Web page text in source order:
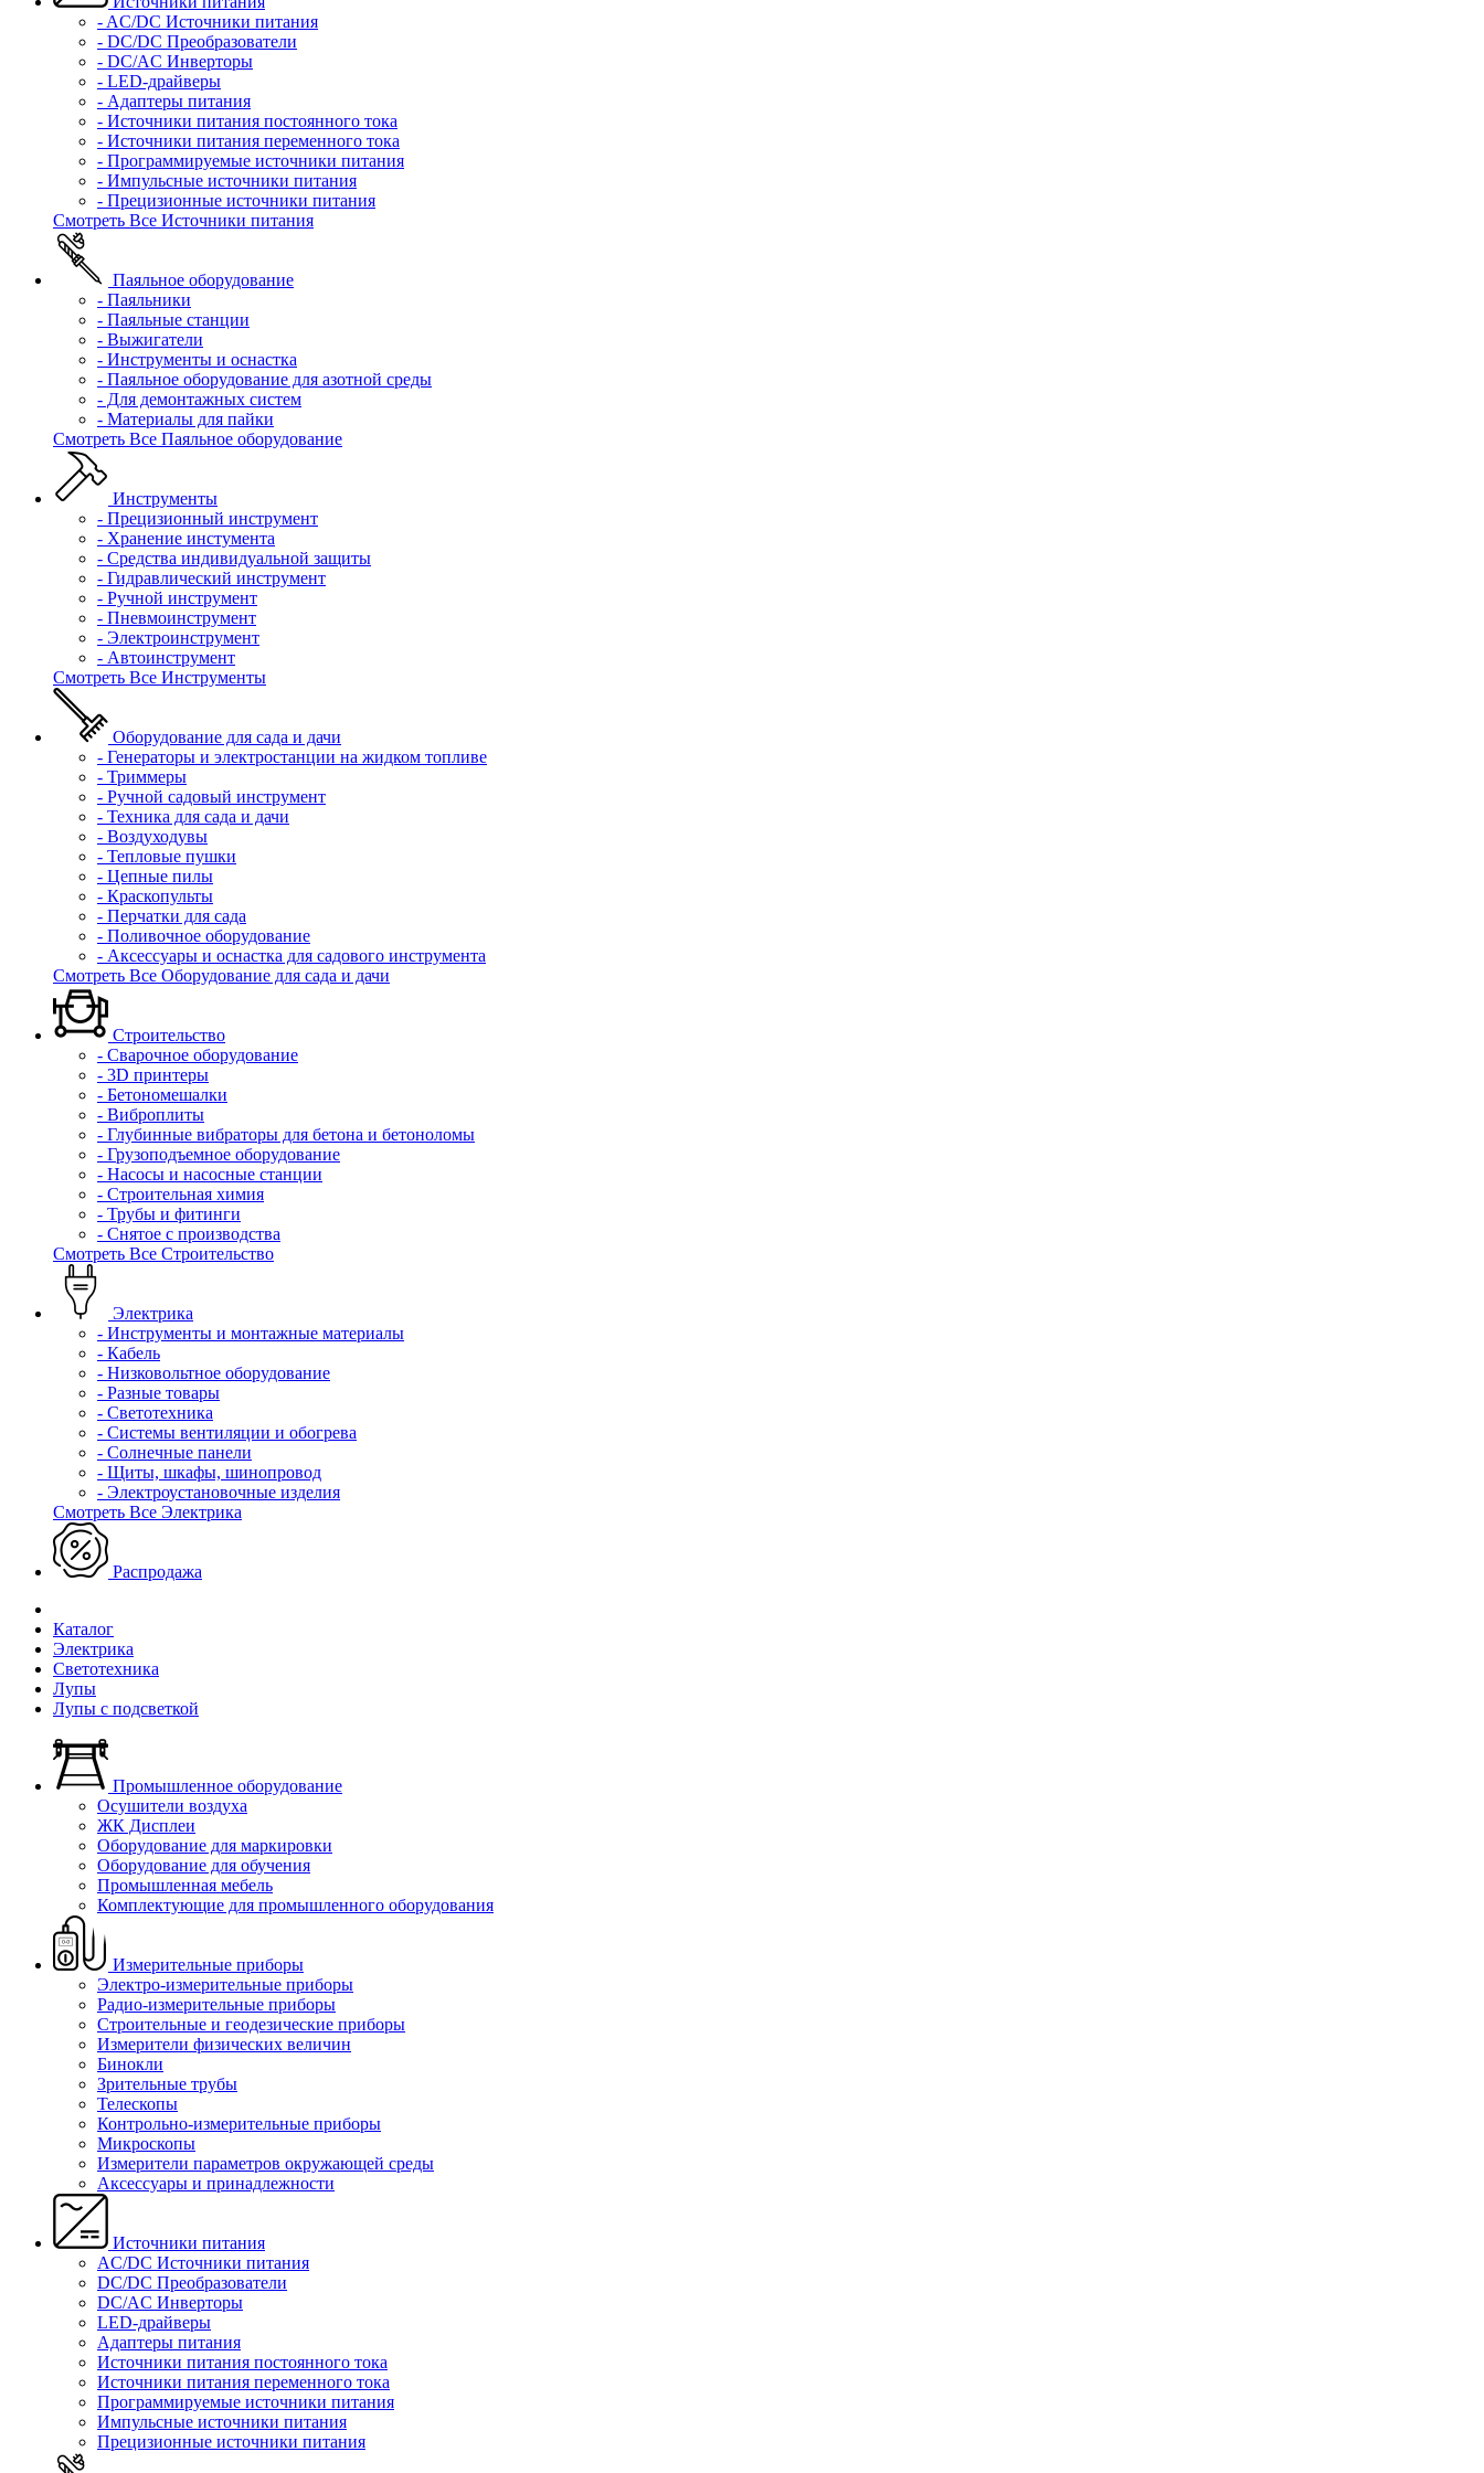
- AC/DC Источники питания
- DC/DC Преобразователи
- DC/AC Инверторы
- LED-драйверы
- Адаптеры питания
- Источники питания постоянного тока
- Источники питания переменного тока
- Программируемые источники питания
- Импульсные источники питания
- Прецизионные источники питания
Смотреть Все Источники питания
Паяльное оборудование
- Паяльники
- Паяльные станции
- Выжигатели
- Инструменты и оснастка
- Паяльное оборудование для азотной среды
- Для демонтажных систем
- Материалы для пайки
Смотреть Все Паяльное оборудование
Инструменты
- Прецизионный инструмент
- Хранение инстумента
- Средства индивидуальной защиты
- Гидравлический инструмент
- Ручной инструмент
- Пневмоинструмент
- Электроинструмент
- Автоинструмент
Смотреть Все Инструменты
Оборудование для сада и дачи
- Генераторы и электростанции на жидком топливе
- Триммеры
- Ручной садовый инструмент
- Техника для сада и дачи
- Воздуходувы
- Тепловые пушки
- Цепные пилы
- Краскопульты
- Перчатки для сада
- Поливочное оборудование
- Аксессуары и оснастка для садового инструмента
Смотреть Все Оборудование для сада и дачи
Строительство
- Сварочное оборудование
- 3D принтеры
- Бетономешалки
- Виброплиты
- Глубинные вибраторы для бетона и бетоноломы
- Грузоподъемное оборудование
- Насосы и насосные станции
- Строительная химия
- Трубы и фитинги
- Снятое с производства
Смотреть Все Строительство
Электрика
- Инструменты и монтажные материалы
- Кабель
- Низковольтное оборудование
- Разные товары
- Светотехника
- Системы вентиляции и обогрева
- Солнечные панели
- Щиты, шкафы, шинопровод
- Электроустановочные изделия
Смотреть Все Электрика
Распродажа
Каталог
Электрика
Светотехника
Лупы
Лупы с подсветкой
Промышленное оборудование
Осушители воздуха
ЖК Дисплеи
Оборудование для маркировки
Оборудование для обучения
Промышленная мебель
Комплектующие для промышленного оборудования
Измерительные приборы
Электро-измерительные приборы
Радио-измерительные приборы
Строительные и геодезические приборы
Измерители физических величин
Бинокли
Зрительные трубы
Телескопы
Контрольно-измерительные приборы
Микроскопы
Измерители параметров окружающей среды
Аксессуары и принадлежности
Источники питания
AC/DC Источники питания
DC/DC Преобразователи
DC/AC Инверторы
LED-драйверы
Адаптеры питания
Источники питания постоянного тока
Источники питания переменного тока
Программируемые источники питания
Импульсные источники питания
Прецизионные источники питания